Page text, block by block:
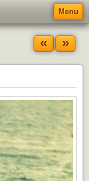
Menu
« »